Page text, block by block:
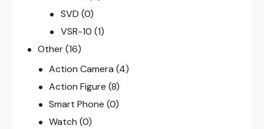
SVD (0)
VSR-10 (1)
Other(16)
Action Camera (4)
Action Figure (8)
Smart Phone (0)
Watch (0)